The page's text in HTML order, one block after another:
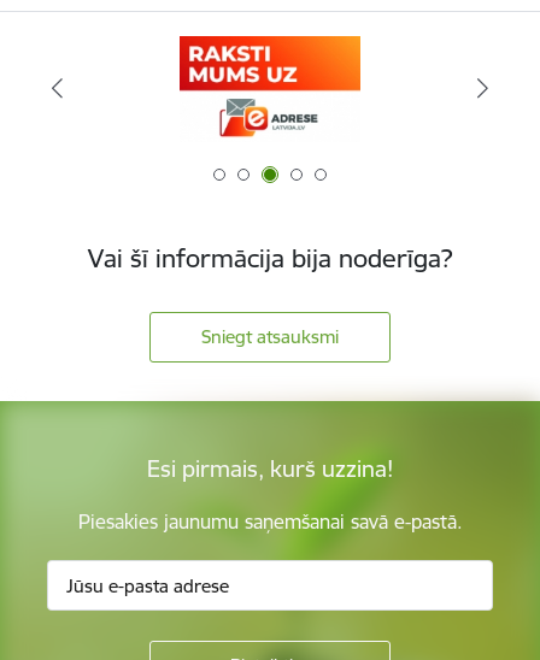
Vai šī informācija bija noderīga?
Sniegt atsauksmi
Esi pirmais, kurš uzzina!
Piesakies jaunumu saņemšanai savā e-pastā.